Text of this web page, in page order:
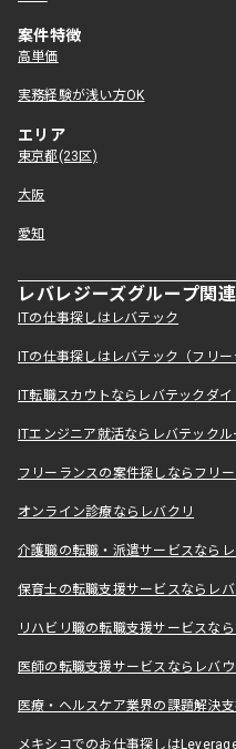
案件特徴
高単価
実務経験が浅い方OK
エリア
東京都(23区)
大阪
愛知
レバレジーズグループ関
ITの仕事探しはレバテック
ITの仕事探しはレバテック（フリー
IT転職スカウトならレバテックダイ
ITエンジニア就活ならレバテックル
フリーランスの案件探しならフリ
オンライン診療ならレバクリ
介護職の転職・派遣サービスなら
保育士の転職支援サービスならレ
リハビリ職の転職支援サービスな
医師の転職支援サービスならレバ
医療・ヘルスケア業界の課題解決
メキシコでのお仕事探しは